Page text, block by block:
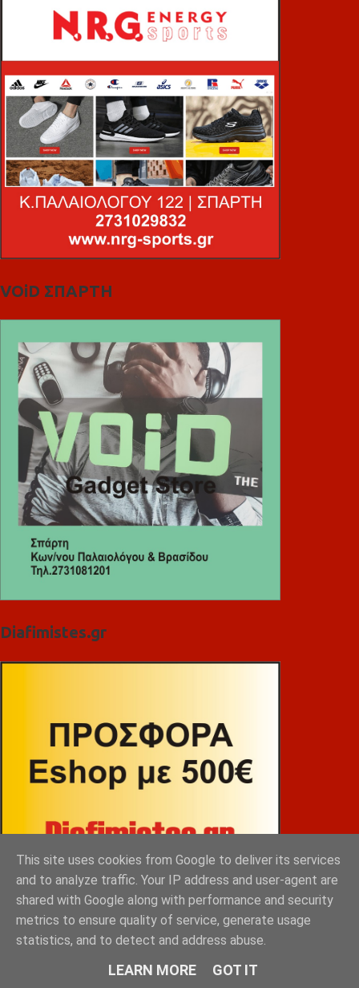
VOiD ΣΠΑΡΤΗ
Diafimistes.gr
This site uses cookies from Google to deliver its services
and to analyze traffic. Your IP address and user-agent are
shared with Google along with performance and security
metrics to ensure quality of service, generate usage
statistics, and to detect and address abuse.
LEARN MORE GOT IT